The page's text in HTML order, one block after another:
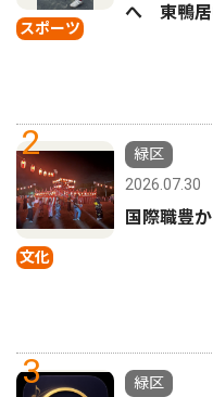
スポーツ
へ 東鴨居
2
文化
緑区
2026.07.30
国際職豊
3
緑区